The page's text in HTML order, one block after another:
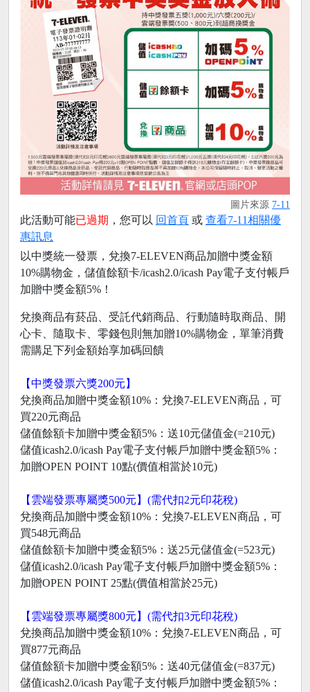
圖片來源 7-11
此活動可能已過期 ，您可以 回首頁 或 查看7-11相關優
惠訊息
以中獎統一發票，兌換7-ELEVEN商品加贈中獎金額
10%購物金，儲值餘額卡/icash2.0/icash Pay電子支付帳戶
加贈中獎金額5%！
兌換商品有菸品、受託代銷商品、行動隨時取商品、開
心卡、隨取卡、零錢包則無加贈10%購物金，單筆消費
需購足下列金額始享加碼回饋
【中獎發票六獎200元】
兌換商品加贈中獎金額10%：兌換7-ELEVEN商品，可
買220元商品
儲值餘額卡加贈中獎金額5%：送10元儲值金(=210元)
儲值icash2.0/icash Pay電子支付帳戶加贈中獎金額5%：
加贈OPEN POINT 10點(價值相當於10元)
【雲端發票專屬獎500元】(需代扣2元印花稅)
兌換商品加贈中獎金額10%：兌換7-ELEVEN商品，可
買548元商品
儲值餘額卡加贈中獎金額5%：送25元儲值金(=523元)
儲值icash2.0/icash Pay電子支付帳戶加贈中獎金額5%：
加贈OPEN POINT 25點(價值相當於25元)
【雲端發票專屬獎800元】(需代扣3元印花稅)
兌換商品加贈中獎金額10%：兌換7-ELEVEN商品，可
買877元商品
儲值餘額卡加贈中獎金額5%：送40元儲值金(=837元)
儲值icash2.0/icash Pay電子支付帳戶加贈中獎金額5%：